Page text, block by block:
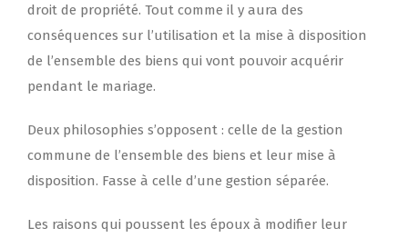
droit de propriété. Tout comme il y aura des
conséquences sur l’utilisation et la mise à disposition
de l’ensemble des biens qui vont pouvoir acquérir
pendant le mariage.
Deux philosophies s’opposent : celle de la gestion
commune de l’ensemble des biens et leur mise à
disposition. Fasse à celle d’une gestion séparée.
Les raisons qui poussent les époux à modifier leur